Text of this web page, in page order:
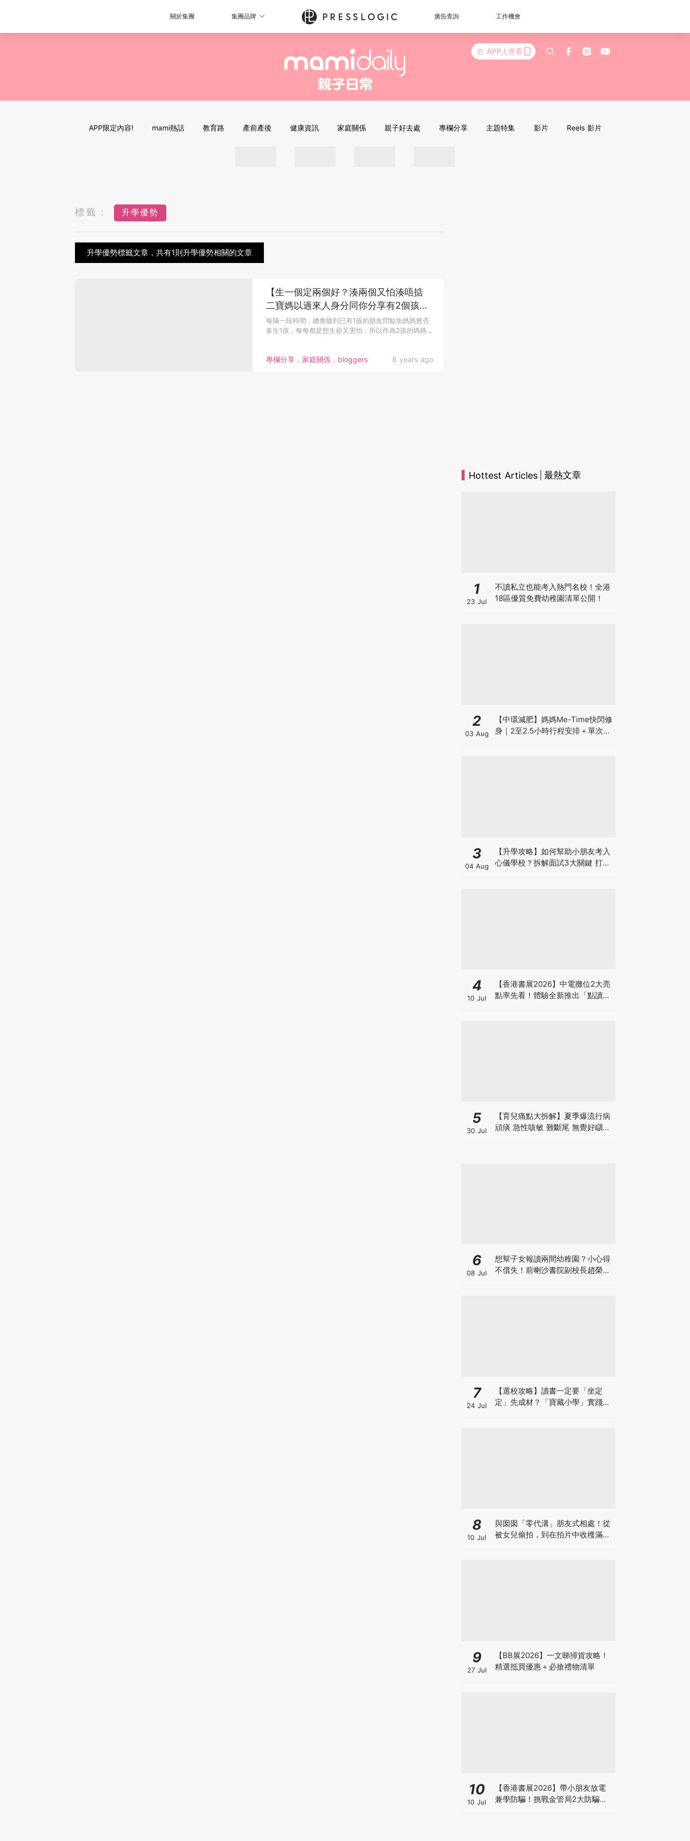
關於集團 集團品牌 廣告查詢 工作機會
在 APP上查看
APP限定內容! mami熱話 教育路 產前產後 健康資訊 家庭關係 親子好去處 專欄分享 主題特集 影片 Reels 影片
標籤： 升學優勢
升學優勢標籤文章，共有1則升學優勢相關的文章
專欄分享．家庭關係．bloggers 8 years ago
【生一個定兩個好？湊兩個又怕湊唔掂
二寶媽以過來人身分同你分享有2個孩子
嘅8個好處】
每隔一段時間，總會聽到已有1孩的朋友問鯨魚媽媽應否
多生1孩，每每都是想生卻又害怕，所以作為2孩的媽媽想
Hottest Articles 最熱文章
1
23 Jul
不讀私立也能考入熱門名校！全港
18區優質免費幼稚園清單公開！
2
03 Aug
【中環減肥】媽媽Me-Time快閃修
身｜2至2.5小時行程安排＋單次收
3
04 Aug
【升學攻略】如何幫助小朋友考入
心儀學校？拆解面試3大關鍵 打好
4
10 Jul
【香港書展2026】中電攤位2大亮
點率先看！體驗全新推出「點讀故
5
30 Jul
【育兒痛點大拆解】夏季爆流行病
頑痰 急性咳敏 難斷尾 無覺好瞓？
6
08 Jul
想幫子女報讀兩間幼稚園？小心得
不償失！前喇沙書院副校長趙榮
7
24 Jul
【選校攻略】讀書一定要「坐定
定」先成材？「寶藏小學」實踐動
8
10 Jul
與囡囡「零代溝」朋友式相處！從
被女兒偷拍，到在拍片中收穫滿足
9
27 Jul
【BB展2026】一文睇掃貨攻略！
精選抵買優惠＋必搶禮物清單
10
10 Jul
【香港書展2026】帶小朋友放電
兼學防騙！挑戰金管局2大防騙遊